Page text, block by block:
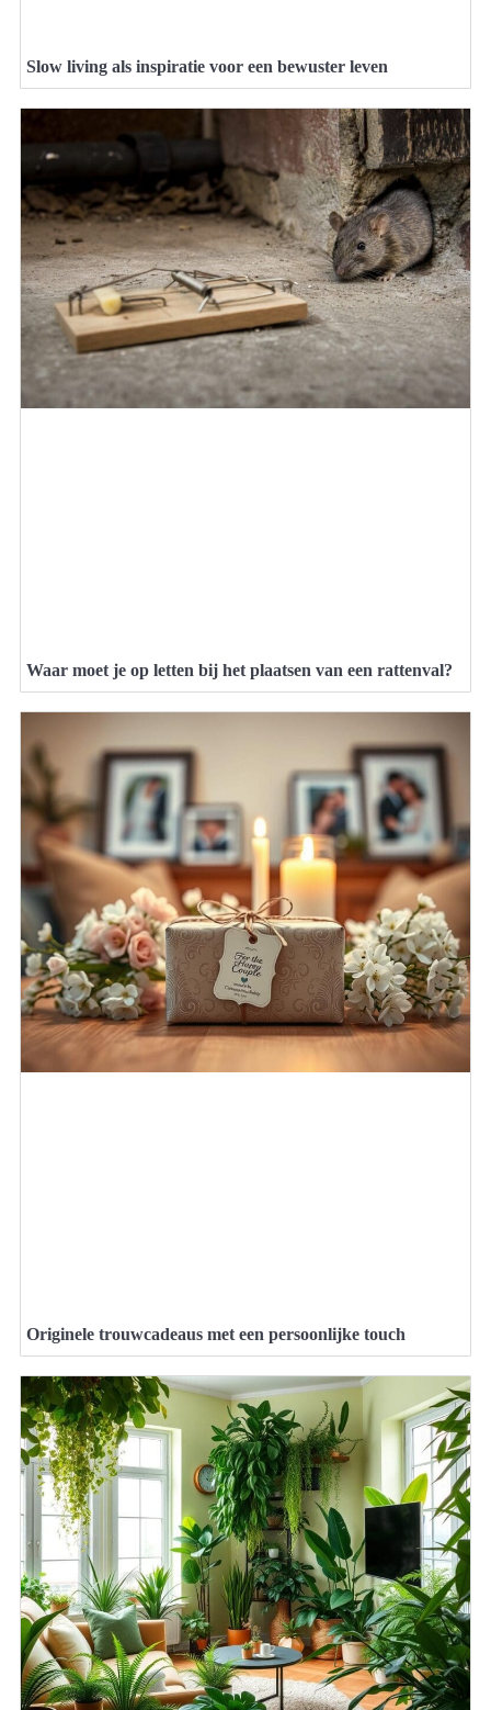
Slow living als inspiratie voor een bewuster leven
Waar moet je op letten bij het plaatsen van een rattenval?
Originele trouwcadeaus met een persoonlijke touch